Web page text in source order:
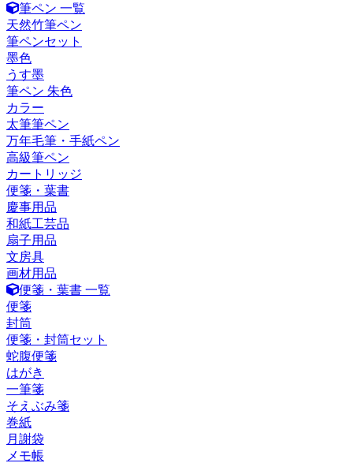
筆ペン 一覧
天然竹筆ペン
筆ペンセット
墨色
うす墨
筆ペン 朱色
カラー
太筆筆ペン
万年毛筆・手紙ペン
高級筆ペン
カートリッジ
便箋・葉書
慶事用品
和紙工芸品
扇子用品
文房具
画材用品
便箋・葉書 一覧
便箋
封筒
便箋・封筒セット
蛇腹便箋
はがき
一筆箋
そえぶみ箋
巻紙
月謝袋
メモ帳